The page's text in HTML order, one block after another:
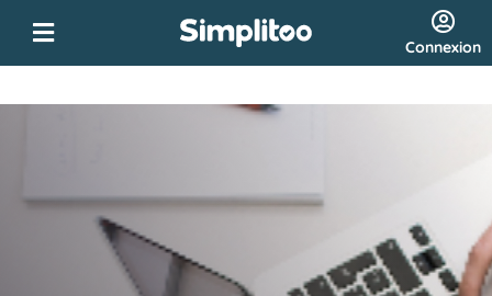
Connexion